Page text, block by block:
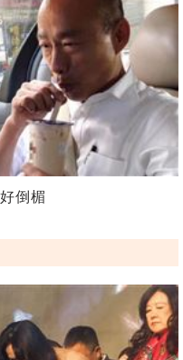
倒楣